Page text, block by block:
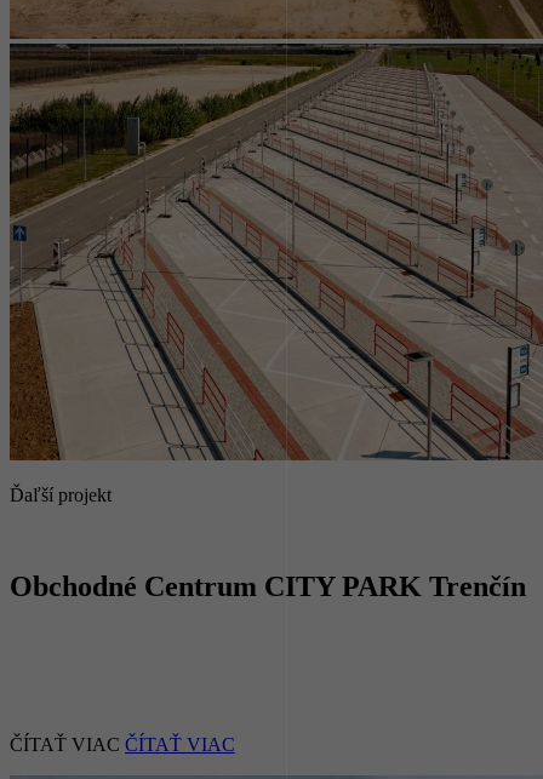
Ďaľší projekt
Obchodné Centrum CITY PARK Trenčín
ČÍTAŤ VIAC ČÍTAŤ VIAC